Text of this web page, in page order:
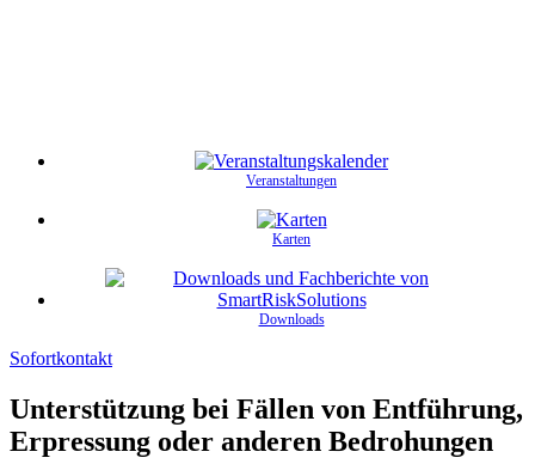
Veranstaltungen
Karten
Downloads
Sofortkontakt
Unterstützung bei Fällen von Entführung,
Erpressung oder anderen Bedrohungen